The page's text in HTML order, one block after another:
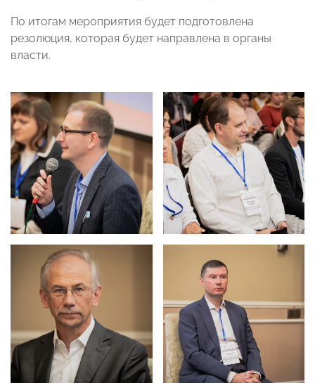
По итогам мероприятия будет подготовлена
резолюция, которая будет направлена в органы
власти.